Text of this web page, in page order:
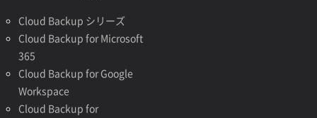
Cloud Backup シリーズ
Cloud Backup for Microsoft
365
Cloud Backup for Google
Workspace
Cloud Backup for